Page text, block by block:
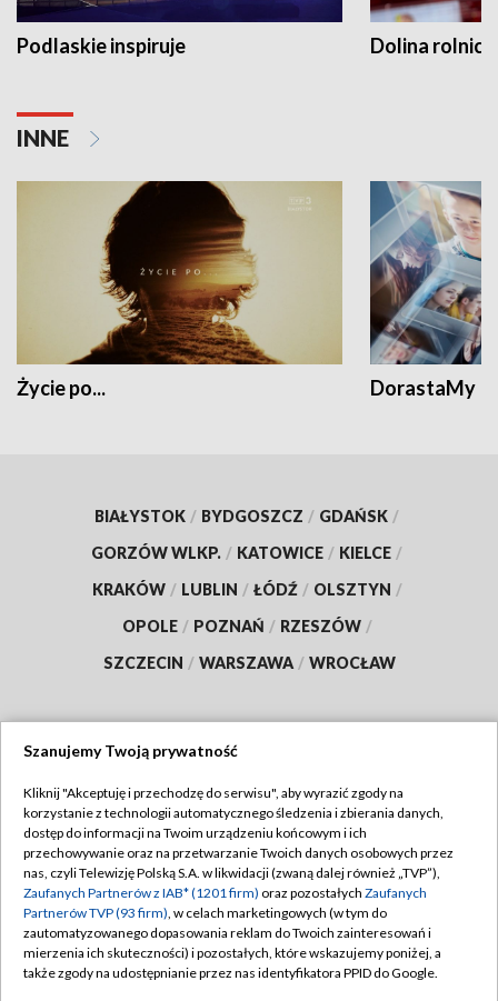
Podlaskie inspiruje Dolina
INNE
Życie po... DorastaMy
BIAŁYSTOK / BYDGOSZCZ / GDAŃSK /
GORZÓW WLKP. / KATOWICE / KIELCE /
KRAKÓW / LUBLIN / ŁÓDŹ / OLSZTYN /
OPOLE / POZNAŃ / RZESZÓW /
SZCZECIN / WARSZAWA / WROCŁAW
TVP
Abonament TVP
Emisja w TVP
Centrum informacji TVP
Naziemna Telewizja Cyfrowa
Regulamin TVP
Polityka prywatności
Moje zgody
Pomoc
Szanujemy Twoją prywatność
Kliknij "Akceptuję i przechodzę do serwisu", aby wyrazić zgody na
korzystanie z technologii automatycznego śledzenia i zbierania danych,
dostęp do informacji na Twoim urządzeniu końcowym i ich
przechowywanie oraz na przetwarzanie Twoich danych osobowych przez
nas, czyli Telewizję Polską S.A. w likwidacji (zwaną dalej również „TVP”),
Zaufanych Partnerów z IAB* (1201 firm) oraz pozostałych Zaufanych
Partnerów TVP (93 firm), w celach marketingowych (w tym do
zautomatyzowanego dopasowania reklam do Twoich zainteresowań i
mierzenia ich skuteczności) i pozostałych, które wskazujemy poniżej, a
także zgody na udostępnianie przez nas identyfikatora PPID do Google.